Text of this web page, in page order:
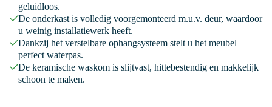
geluidloos.
De onderkast is volledig voorgemonteerd m.u.v. deur, waardoor
u weinig installatiewerk heeft.
Dankzij het verstelbare ophangsysteem stelt u het meubel
perfect waterpas.
De keramische waskom is slijtvast, hittebestendig en makkelijk
schoon te maken.